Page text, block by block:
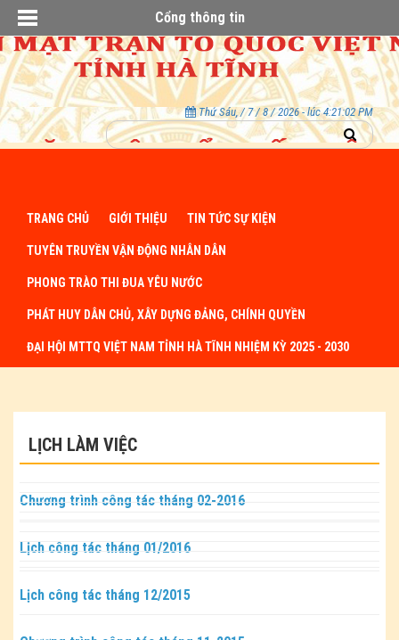
Cổng thông tin
Thứ Sáu, / 7 / 8 / 2026 - lúc 4:21:02 PM
TRANG CHỦ GIỚI THIỆU TIN TỨC SỰ KIỆN
TUYÊN TRUYỀN VẬN ĐỘNG NHÂN DÂN
PHONG TRÀO THI ĐUA YÊU NƯỚC
PHÁT HUY DÂN CHỦ, XÂY DỰNG ĐẢNG, CHÍNH QUYỀN
ĐẠI HỘI MTTQ VIỆT NAM TỈNH HÀ TĨNH NHIỆM KỲ 2025 - 2030
LỊCH LÀM VIỆC
Chương trình công tác tháng 02-2016
Lịch công tác tháng 01/2016
Lịch công tác tháng 12/2015